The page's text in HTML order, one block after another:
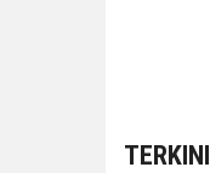
TERKINI